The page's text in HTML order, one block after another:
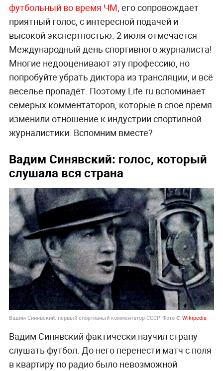
футбольный во время ЧМ , его сопровождает
приятный голос, с интересной подачей и
высокой экспертностью. 2 июля отмечается
Международный день спортивного журналиста!
Многие недооценивают эту профессию, но
попробуйте убрать диктора из трансляции, и всё
веселье пропадёт. Поэтому Life.ru вспоминает
семерых комментаторов, которые в своё время
изменили отношение к индустрии спортивной
журналистики. Вспомним вместе?
Вадим Синявский: голос, который
слушала вся страна
Вадим Синявский: первый спортивный комментатор СССР. Фото © Wikipedia
Вадим Синявский фактически научил страну
слушать футбол. До него перенести матч с поля
в квартиру по радио было невозможной